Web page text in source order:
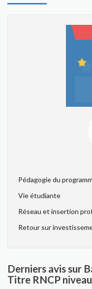
Pédagogie du
Vie étudiante
Réseau et insertion
Retour sur
Derniers avis sur
Titre RNCP